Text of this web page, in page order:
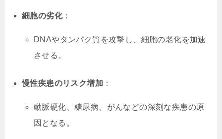
細胞の劣化：
DNAやタンパク質を攻撃し、細胞の老化を加速
させる。
慢性疾患のリスク増加 ：
動脈硬化、糖尿病、がんなどの深刻な疾患の原
因となる。